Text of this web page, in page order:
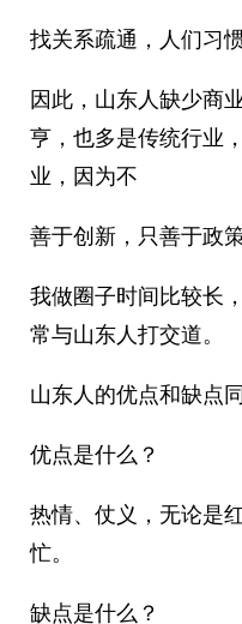
找关系疏通，人们习
因此，山东人缺少商
亨，也多是传统行业
业，因为不
善于创新，只善于政
我做圈子时间比较长
常与山东人打交道。
山东人的优点和缺点
优点是什么？
热情、仗义，无论是
忙。
缺点是什么？